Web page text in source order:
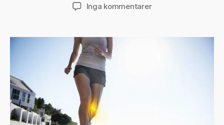
Inga kommentarertill